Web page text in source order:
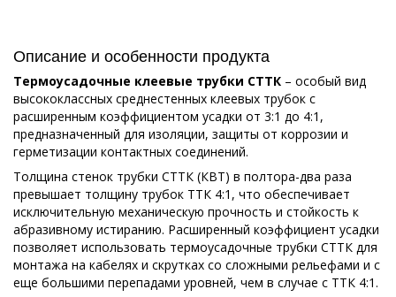
Описание и особенности продукта
Термоусадочные клеевые трубки СТТК – особый вид
высококлассных среднестенных клеевых трубок с
расширенным коэффициентом усадки от 3:1 до 4:1,
предназначенный для изоляции, защиты от коррозии и
герметизации контактных соединений.
Толщина стенок трубки СТТК (КВТ) в полтора-два раза
превышает толщину трубок ТТК 4:1, что обеспечивает
исключительную механическую прочность и стойкость к
абразивному истиранию. Расширенный коэффициент усадки
позволяет использовать термоусадочные трубки СТТК для
монтажа на кабелях и скрутках со сложными рельефами и с
еще большими перепадами уровней, чем в случае с ТТК 4:1.